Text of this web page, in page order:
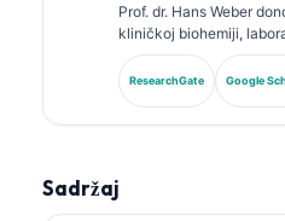
Prof. dr. Hans Weber
kliničkoj biohemiji,
istraživanju
društva za kliničku
analizu dijagnostičkih
ResearchGate Google
Sadržaj